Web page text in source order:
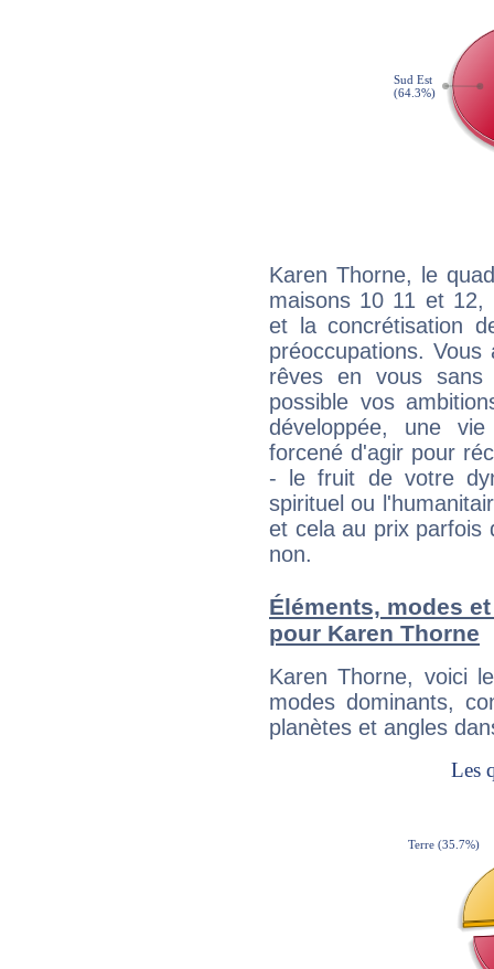
Karen Thorne, le
maisons 10 11 et 12,
et la concrétisation
préoccupations.
rêves en vous sans
possible vos
développée, une
forcené d'agir pour
- le fruit de votre
spirituel ou
et cela au prix parfois
non.
Éléments, modes
pour Karen Thorne
Karen Thorne, voici
modes dominants,
planètes et angles